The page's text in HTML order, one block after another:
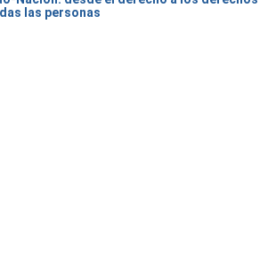
las personas